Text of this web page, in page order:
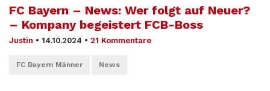
FC Bayern – News: Wer folgt auf Neuer?
– Kompany begeistert FCB-Boss
Justin • 14.10.2024 • 21 Kommentare
FC Bayern Männer News